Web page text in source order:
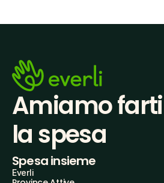
Amiamo farti
la spesa
Spesa insieme
Everli